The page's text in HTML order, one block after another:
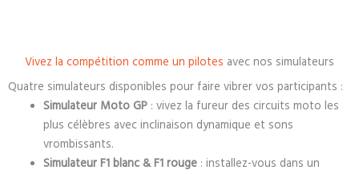
Vivez la compétition comme un pilotes avec nos simulateurs
Quatre simulateurs disponibles pour faire vibrer vos participants :
Simulateur Moto GP: vivez la fureur des circuits moto les
plus célèbres avec inclinaison dynamique et sons
vrombissants.
Simulateur F1 blanc & F1 rouge: installez-vous dans un